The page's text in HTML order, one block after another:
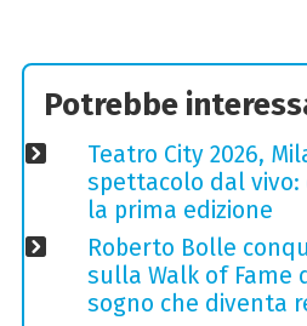
Potrebbe
Teatro City 2026,
spettacolo dal
la prima edizione
Roberto Bolle
sulla Walk of Fame
sogno che diventa